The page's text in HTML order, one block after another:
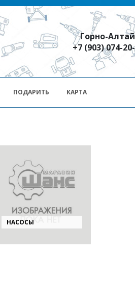
Горно-
+7 (903) 074-
ПОДАРИТЬ КАРТА
НАСОСЫ